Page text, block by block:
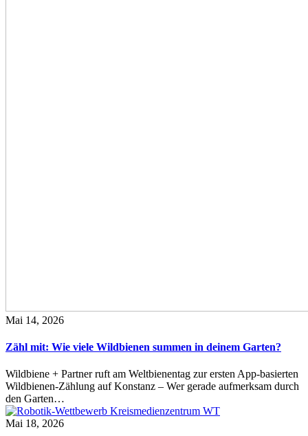
Mai 14, 2026
Zähl mit: Wie viele Wildbienen summen in deinem Garten?
Wildbiene + Partner ruft am Weltbienentag zur ersten App-basierten
Wildbienen-Zählung auf Konstanz – Wer gerade aufmerksam durch
den Garten…
Mai 18, 2026